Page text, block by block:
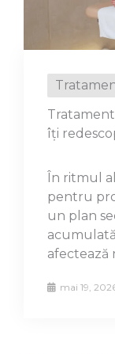
îți
În ritmul
pentru
un plan
afectează
mai 19,